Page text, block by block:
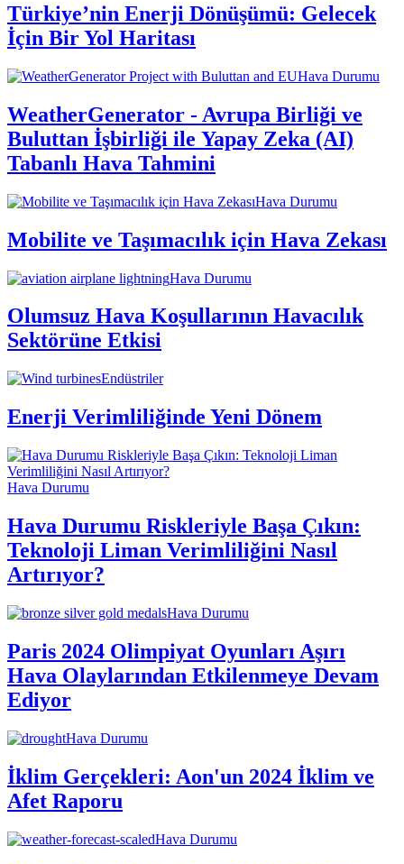
Türkiye’nin Enerji Dönüşümü: Gelecek
İçin Bir Yol Haritası
Hava Durumu
WeatherGenerator - Avrupa Birliği ve
Buluttan İşbirliği ile Yapay Zeka (AI)
Tabanlı Hava Tahmini
Hava Durumu
Mobilite ve Taşımacılık için Hava Zekası
Hava Durumu
Olumsuz Hava Koşullarının Havacılık
Sektörüne Etkisi
Endüstriler
Enerji Verimliliğinde Yeni Dönem
Hava Durumu
Hava Durumu Riskleriyle Başa Çıkın:
Teknoloji Liman Verimliliğini Nasıl
Artırıyor?
Hava Durumu
Paris 2024 Olimpiyat Oyunları Aşırı
Hava Olaylarından Etkilenmeye Devam
Ediyor
Hava Durumu
İklim Gerçekleri: Aon'un 2024 İklim ve
Afet Raporu
Hava Durumu